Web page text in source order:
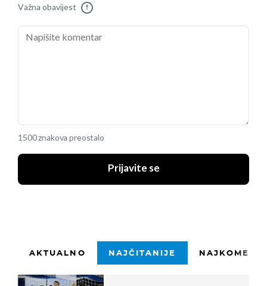
Važna obavijest !
1500 znakova preostalo
Prijavite se
AKTUALNO NAJČITANIJE